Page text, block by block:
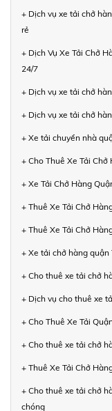
+ Dịch vụ xe tải chở
rẻ
+ Dịch Vụ Xe Tải Chở
24/7
+ Dịch vụ xe tải chở
+ Dịch vụ xe tải chở
+ Xe tải chuyển nhà
+ Cho Thuê Xe Tải
+ Xe Tải Chở Hàng
+ Thuê Xe Tải Chở
+ Thuê Xe Tải Chở
+ Xe tải chở hàng
+ Cho thuê xe tải chở
+ Dịch vụ cho thuê xe
+ Cho Thuê Xe Tải
+ Cho thuê xe tải chở
+ Thuê Xe Tải Chở
+ Cho thuê xe tải chở
chóng